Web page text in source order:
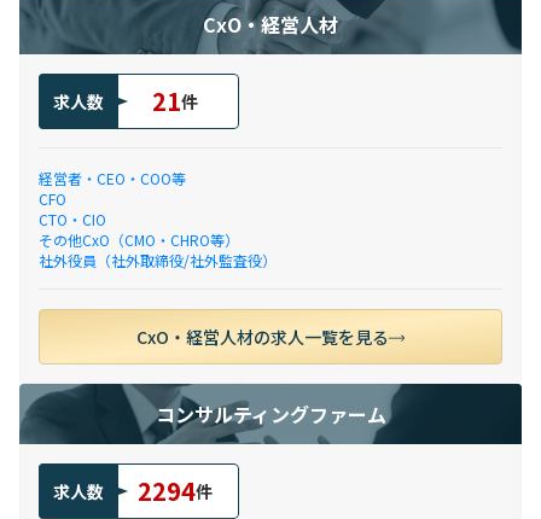
CxO・経営人材
求人数 21件
経営者・CEO・COO等
CFO
CTO・CIO
その他CxO（CMO・CHRO等）
社外役員（社外取締役/社外監査役）
CxO・経営人材の求人一覧を見る
コンサルティングファーム
求人数 2294件